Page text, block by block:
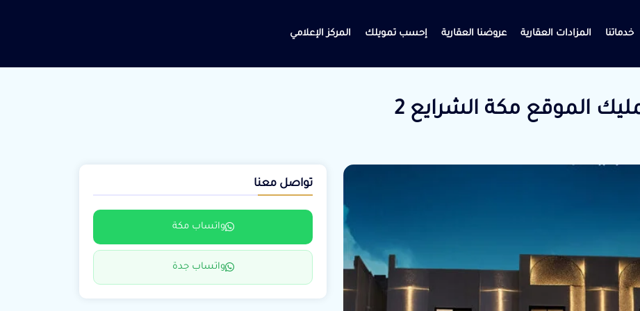
خدماتنا المزادات العقارية عروضنا العقارية إحسب تمويلك المركز الإعلامي
تواصل معنا
واتساب مكة
واتساب جدة